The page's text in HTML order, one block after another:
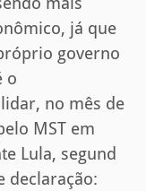
já que
governo
o
no mês de
MST em
Lula, segund
declaração: